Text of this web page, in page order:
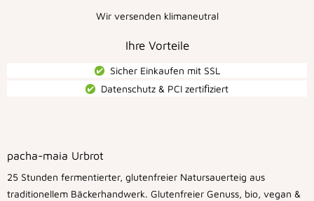
Wir versenden klimaneutral
Ihre Vorteile
Sicher Einkaufen mit SSL
Datenschutz & PCI zertiﬁziert
pacha-maia Urbrot
25 Stunden fermentierter, glutenfreier Natursauerteig aus
traditionellem Bäckerhandwerk. Glutenfreier Genuss, bio, vegan &